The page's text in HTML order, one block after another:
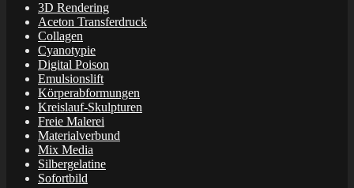
3D Rendering
Aceton Transferdruck
Collagen
Cyanotypie
Digital Poison
Emulsionslift
Körperabformungen
Kreislauf-Skulpturen
Freie Malerei
Materialverbund
Mix Media
Silbergelatine
Sofortbild